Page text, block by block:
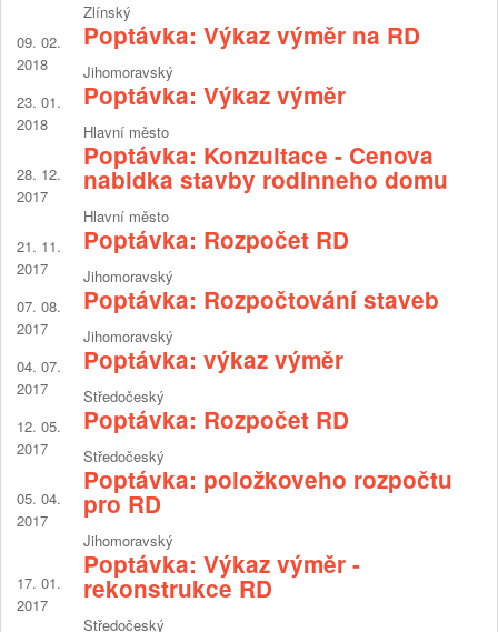
Zlínský
09. 02.
2018
Poptávka: Výkaz výměr na RD
Jihomoravský
23. 01.
2018
Poptávka: Výkaz výměr
Hlavní město
28. 12.
2017
Poptávka: Konzultace - Cenova
nabidka stavby rodinneho domu
Hlavní město
21. 11.
2017
Poptávka: Rozpočet RD
Jihomoravský
07. 08.
2017
Poptávka: Rozpočtování staveb
Jihomoravský
04. 07.
2017
Poptávka: výkaz výměr
Středočeský
12. 05.
2017
Poptávka: Rozpočet RD
Středočeský
05. 04.
2017
Poptávka: položkoveho rozpočtu
pro RD
Jihomoravský
17. 01.
2017
Poptávka: Výkaz výměr -
rekonstrukce RD
Středočeský